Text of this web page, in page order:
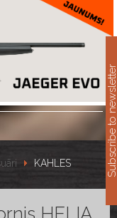
KAHLES
HELIA
Subscribe